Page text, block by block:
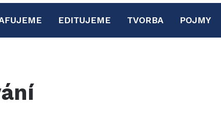
EDITUJEME TVORBA POJMY